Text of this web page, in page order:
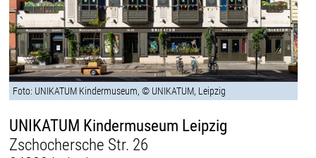
Foto: UNIKATUM Kindermuseum, © UNIKATUM, Leipzig
UNIKATUM Kindermuseum Leipzig
Zschochersche Str. 26